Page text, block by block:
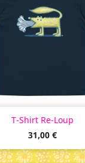
T-Shirt Re-Loup
Prix
31,00 €